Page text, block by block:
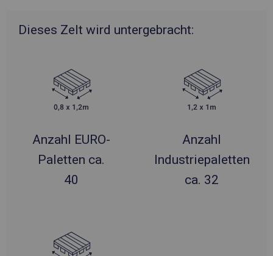
Dieses Zelt wird untergebracht:
Anzahl EURO-
Paletten ca.
40
Anzahl
Industriepaletten
ca. 32